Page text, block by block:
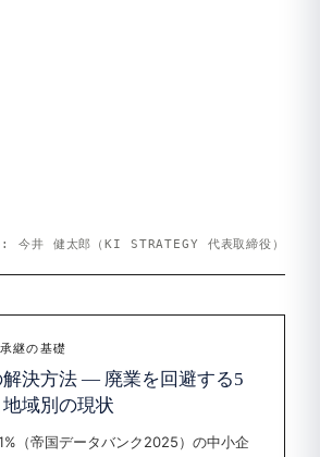
: 今井 健太郎（KI STRATEGY 代表取締役）
継の基礎
決方法 — 廃業を回避する5
域別の現状
（帝国データバンク2025）の中小企